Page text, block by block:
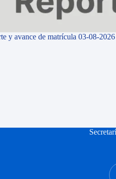
y avance de matrícula 03-08-2026